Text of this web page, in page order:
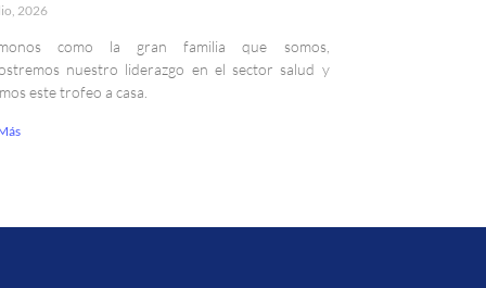
2026
como la gran familia que somos,
nuestro liderazgo en el sector salud y
este trofeo a casa.